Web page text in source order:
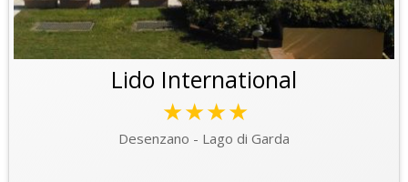
Lido International
★★★★
Desenzano - Lago di Garda